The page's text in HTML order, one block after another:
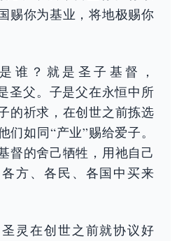
赐你为基业，将地极赐你
谁？就是圣子基督，
圣父。子是父在永恒中所
的祈求，在创世之前拣选
们如同“产业”赐给爱子。
督的舍己牺牲，用祂自己
方、各民、各国中买来
灵在创世之前就协议好